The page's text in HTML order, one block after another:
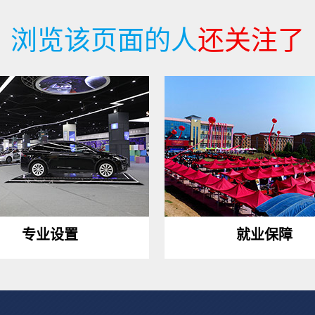
浏览该页面的人还关注了
专业设置 就业保障